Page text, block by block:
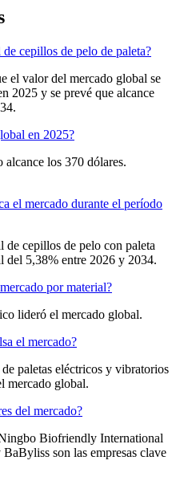
cepillos de pelo de paleta?
el valor del mercado global se
2025 y se prevé que alcance
en 2025?
alcance los 370 dólares.
el mercado durante el período
de cepillos de pelo con paleta
del 5,38% entre 2026 y 2034.
por material?
lideró el mercado global.
el mercado?
paletas eléctricos y vibratorios
mercado global.
del mercado?
Biofriendly International
son las empresas clave